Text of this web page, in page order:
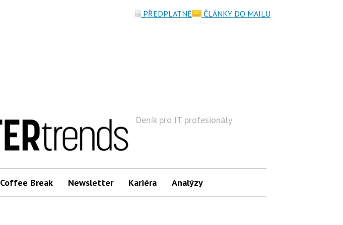
Deník pro IT profesionály
Coffee Break Newsletter Kariéra Analýzy
PŘEDPLATNÉ ČLÁNKY DO MAILU